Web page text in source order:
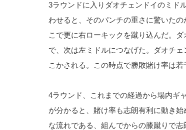
3ラウンドに入りダオチェンドイのミド
わせると、そのパンチの重さに驚いた
こで更に右ローキックを蹴り込んだ。
で、次は左ミドルにつなげた。ダオチ
こかされる。この時点で勝敗賭け率は
4ラウンド、これまでの経過から場内ギ
が分かると、賭け率も志朗有利に動き
な流れである、組んでからの膝蹴りで